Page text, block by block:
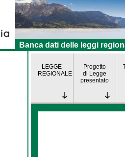
Banca dati delle leggi
LEGGE
REGIONALE
Progetto
di Legge
presentato